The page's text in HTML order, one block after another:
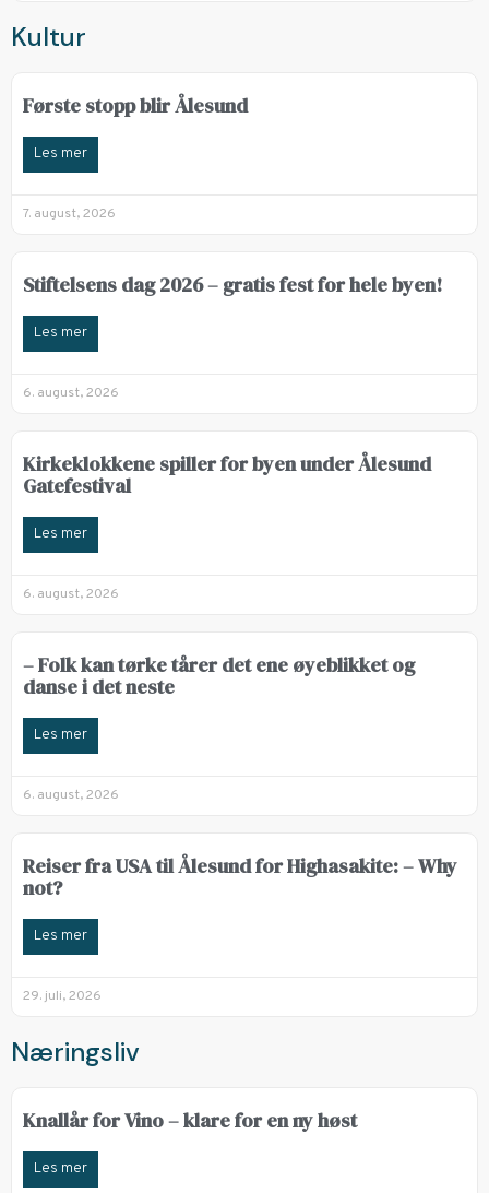
Kultur
Første stopp blir Ålesund
Les mer
7. august, 2026
Stiftelsens dag 2026 – gratis fest for hele byen!
Les mer
6. august, 2026
Kirkeklokkene spiller for byen under Ålesund
Gatefestival
Les mer
6. august, 2026
– Folk kan tørke tårer det ene øyeblikket og
danse i det neste
Les mer
6. august, 2026
Reiser fra USA til Ålesund for Highasakite: – Why
not?
Les mer
29. juli, 2026
Næringsliv
Knallår for Vino – klare for en ny høst
Les mer